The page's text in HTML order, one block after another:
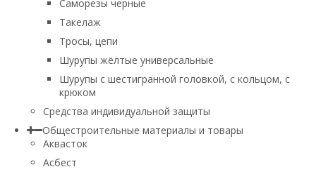
Саморезы черные
Такелаж
Тросы, цепи
Шурупы жёлтые универсальные
Шурупы с шестигранной головкой, с кольцом, с
крюком
Средства индивидуальной защиты
Общестроительные материалы и товары
Аквасток
Асбест